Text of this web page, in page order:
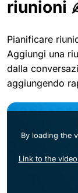
riunioni
Pianificare
Aggiungi una
dalla
aggiungendo
By loading the
Link to the